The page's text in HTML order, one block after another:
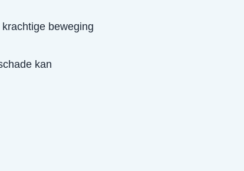
beweging
kan